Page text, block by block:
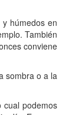
húmedos en
También
conviene
sombra o a la
podemos